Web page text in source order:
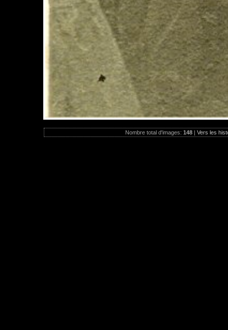
Nombre total d'images: 148 | Vers les